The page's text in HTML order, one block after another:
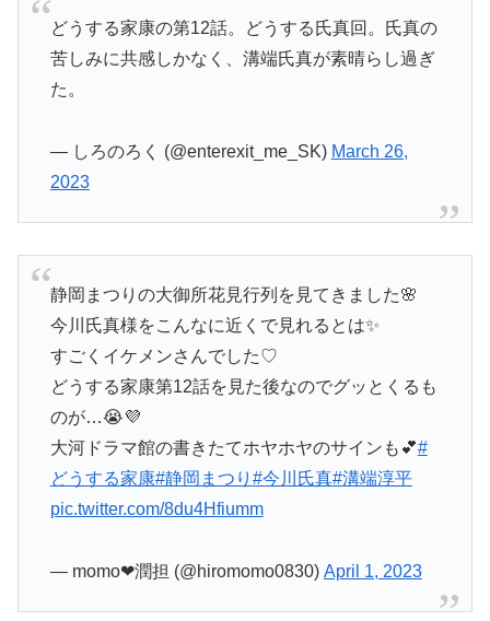
どうする家康の第12話。どうする氏真回。氏真の
苦しみに共感しかなく、溝端氏真が素晴らし過ぎ
た。
— しろのろく (@enterexit_me_SK) March 26,
2023
静岡まつりの大御所花見行列を見てきました🌸
今川氏真様をこんなに近くで見れるとは✨
すごくイケメンさんでした♡
どうする家康第12話を見た後なのでグッとくるも
のが…😭💜
大河ドラマ館の書きたてホヤホヤのサインも💕#
どうする家康#静岡まつり #今川氏真#溝端淳平
pic.twitter.com/8du4Hfiumm
— momo❤︎潤担 (@hiromomo0830) April 1, 2023